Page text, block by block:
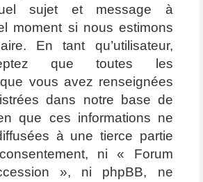
sujet et message à
moment si nous estimons
En tant qu’utilisateur,
que toutes les
vous avez renseignées
dans notre base de
que ces informations ne
à une tierce partie
ni « Forum
», ni phpBB, ne